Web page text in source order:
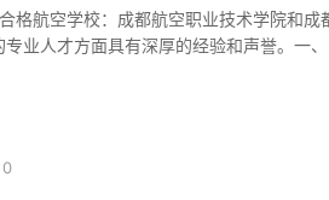
业人才方面具有深厚的经验和声誉。一、